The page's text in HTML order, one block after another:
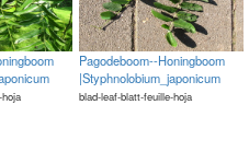
Pagodeboom--Honingboom
|Styphnolobium_japonicum
blad-leaf-blatt-feuille-hoja